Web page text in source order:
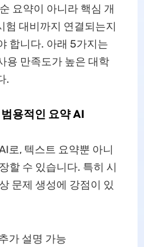
요약이 아니라 핵심 개
험 대비까지 연결되는지
합니다. 아래 5가지는
용 만족도가 높은 대학
.
용적인 요약 AI
로, 텍스트 요약뿐 아니
할 수 있습니다. 특히 시
문제 생성에 강점이 있
가 설명 가능